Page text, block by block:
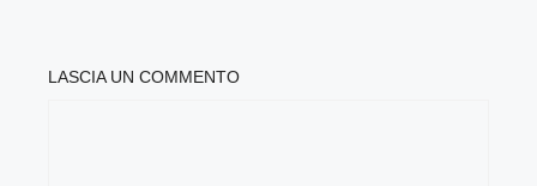
LASCIA UN COMMENTO